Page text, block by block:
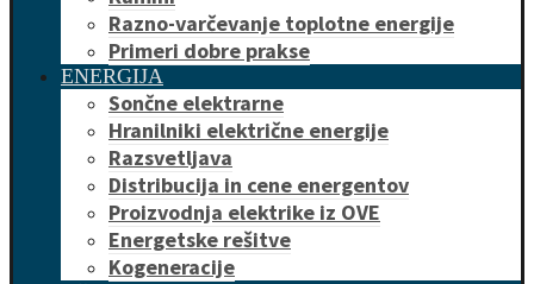
Razno-varčevanje toplotne energije
Primeri dobre prakse
ENERGIJA
Sončne elektrarne
Hranilniki električne energije
Razsvetljava
Distribucija in cene energentov
Proizvodnja elektrike iz OVE
Energetske rešitve
Kogeneracije